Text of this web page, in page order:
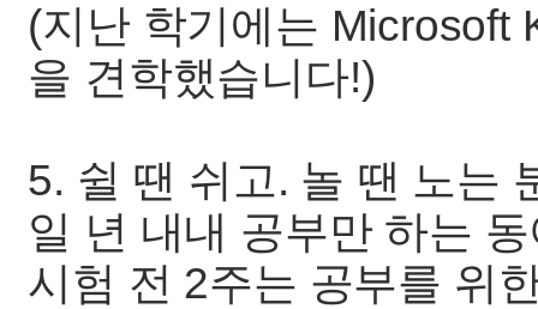
(지난 학기에는 Microsoft
을 견학했습니다!)
5. 쉴 땐 쉬고. 놀 땐 노는
일 년 내내 공부만 하는
시험 전 2주는 공부를 위